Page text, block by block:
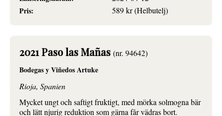
Pris:
589 kr (Helbutelj)
2021 Paso las Mañas (nr. 94642)
Bodegas y Viñedos Artuke
Rioja, Spanien
Mycket ungt och saftigt fruktigt, med mörka solmogna bär
och lätt njurig reduktion som gärna får vädras bort.